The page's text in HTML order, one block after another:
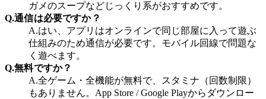
ガメのスープなどじっくり系がおすすめです。
Q.通信は必要ですか？
A.はい、アプリはオンラインで同じ部屋に入って遊ぶ
仕組みのため通信が必要です。モバイル回線で問題な
く遊べます。
Q.無料ですか？
A.全ゲーム・全機能が無料で、スタミナ（回数制限）
もありません。App Store / Google Playからダウンロー